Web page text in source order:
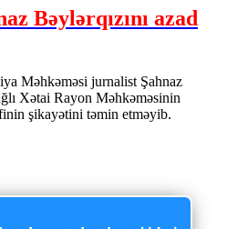
Bəylərqızını azad
Məhkəməsi jurnalist Şahnaz
Xətai Rayon Məhkəməsinin
şikayətini təmin etməyib.